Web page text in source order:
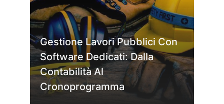
Gestione Lavori Pubblici Con
Software Dedicati: Dalla
Contabilità Al
Cronoprogramma